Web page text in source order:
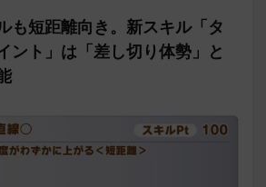
も短距離向き。新スキル「タ
ント」は「差し切り体勢」と